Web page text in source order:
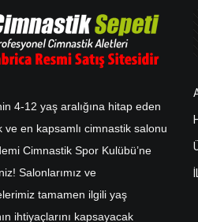
4-12 yaş aralığına hitap eden
ve en kapsamlı cimnastik salonu
Cimnastik Spor Kulübü’ne
Salonlarımız ve
tamamen ilgili yaş
ihtiyaçlarını kapsayacak